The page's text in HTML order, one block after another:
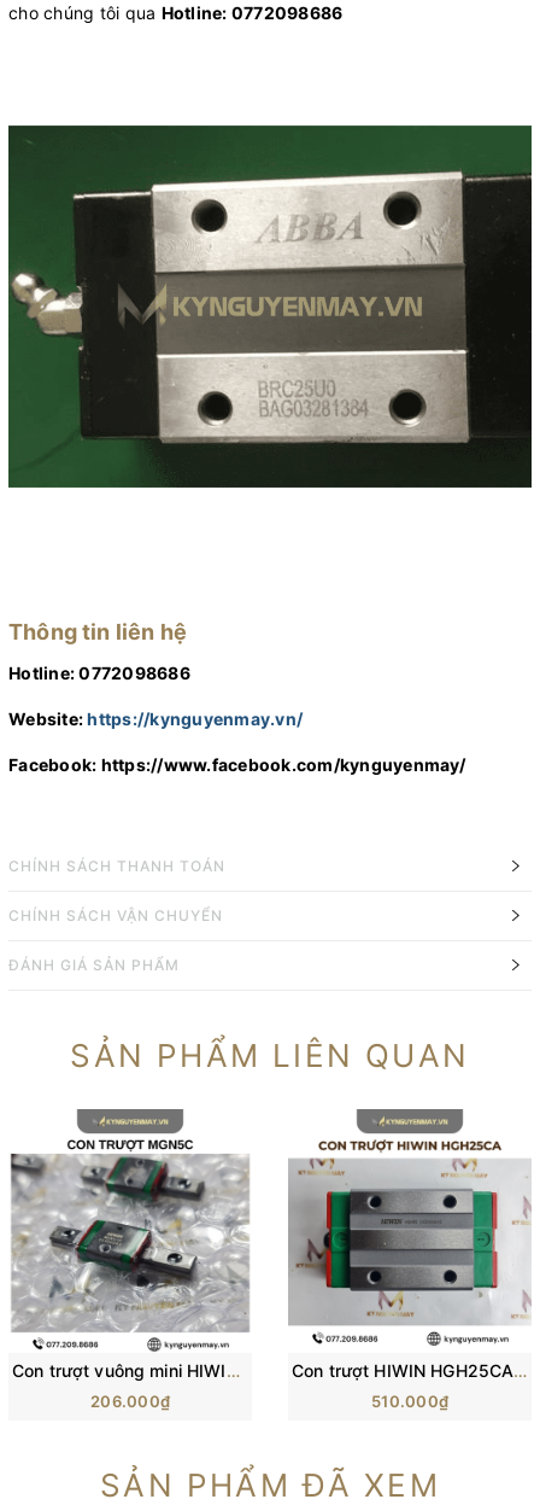
cho chúng tôi qua Hotline: 0772098686
Thông tin liên hệ
Hotline: 0772098686
Website:https://kynguyenmay.vn/
Facebook: https://www.facebook.com/kynguyenmay/
CHÍNH SÁCH THANH TOÁN
CHÍNH SÁCH VẬN CHUYỂN
ĐÁNH GIÁ SẢN PHẨM
SẢN PHẨM LIÊN QUAN
Con trượt vuông mini HIWIN MGN-C | Block trượt MGN5C, MGN7C, MGN12C
206.000₫
Con trượt HIWIN HGH25CA/ H25C/ HG25 (84x48x40mm)
510.000₫
SẢN PHẨM ĐÃ XEM